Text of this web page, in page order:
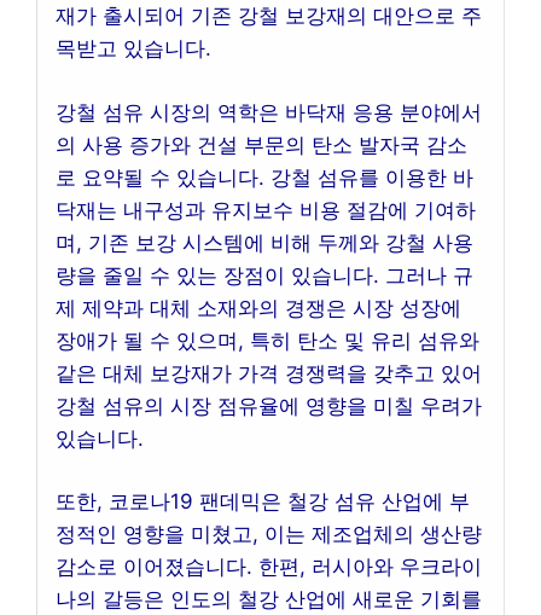
재가 출시되어 기존 강철 보강재의 대안으로 주
목받고 있습니다.
강철 섬유 시장의 역학은 바닥재 응용 분야에서
의 사용 증가와 건설 부문의 탄소 발자국 감소
로 요약될 수 있습니다. 강철 섬유를 이용한 바
닥재는 내구성과 유지보수 비용 절감에 기여하
며, 기존 보강 시스템에 비해 두께와 강철 사용
량을 줄일 수 있는 장점이 있습니다. 그러나 규
제 제약과 대체 소재와의 경쟁은 시장 성장에
장애가 될 수 있으며, 특히 탄소 및 유리 섬유와
같은 대체 보강재가 가격 경쟁력을 갖추고 있어
강철 섬유의 시장 점유율에 영향을 미칠 우려가
있습니다.
또한, 코로나19 팬데믹은 철강 섬유 산업에 부
정적인 영향을 미쳤고, 이는 제조업체의 생산량
감소로 이어졌습니다. 한편, 러시아와 우크라이
나의 갈등은 인도의 철강 산업에 새로운 기회를